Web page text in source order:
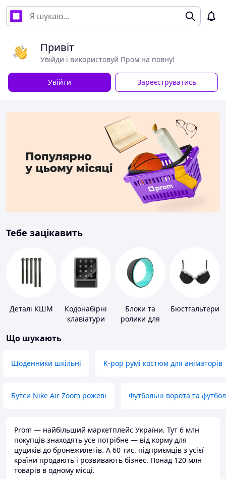
Привіт
Увійди і використовуй Пром на повну!
Увійти Зареєструватись
Тебе зацікавить
Деталі КШМ
Кодонабірні
клавіатури
Блоки та
ролики для
Бюстгальтери
Що шукають
Щоденники шкільні K-pop румі костюм для аніматорів
Бутси Nike Air Zoom рожеві Футбольні ворота та
Prom — найбільший маркетплейс України. Тут 6 млн
покупців знаходять усе потрібне — від корму для
цуциків до бронежилетів. А 60 тис. підприємців з усієї
країни продають і розвивають бізнес. Понад 120 млн
товарів в одному місці.